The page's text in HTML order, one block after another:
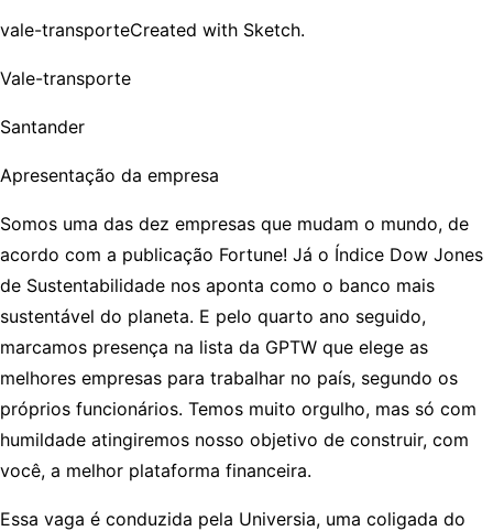
vale-transporteCreated with Sketch.
Vale-transporte
Santander
Apresentação da empresa
Somos uma das dez empresas que mudam o mundo, de
acordo com a publicação Fortune! Já o Índice Dow Jones
de Sustentabilidade nos aponta como o banco mais
sustentável do planeta. E pelo quarto ano seguido,
marcamos presença na lista da GPTW que elege as
melhores empresas para trabalhar no país, segundo os
próprios funcionários. Temos muito orgulho, mas só com
humildade atingiremos nosso objetivo de construir, com
você, a melhor plataforma financeira.
Essa vaga é conduzida pela Universia, uma coligada do